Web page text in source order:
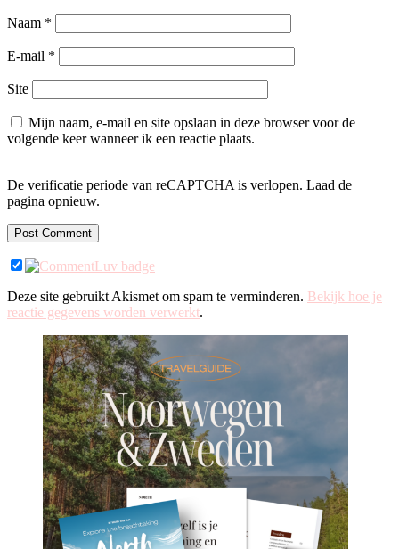
Naam *
E-mail *
Site
Mijn naam, e-mail en site opslaan in deze browser voor de
volgende keer wanneer ik een reactie plaats.
De verificatie periode van reCAPTCHA is verlopen. Laad de
pagina opnieuw.
Deze site gebruikt Akismet om spam te verminderen. Bekijk hoe je
reactie gegevens worden verwerkt.